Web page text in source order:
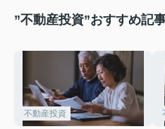
”不動産投資”おすすめ記
不動産投資